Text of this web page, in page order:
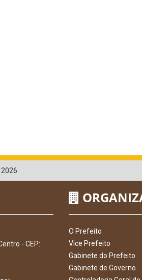
- CEP:
O Prefeito
Vice Prefeito
Gabinete do Prefeito
Gabinete de Governo